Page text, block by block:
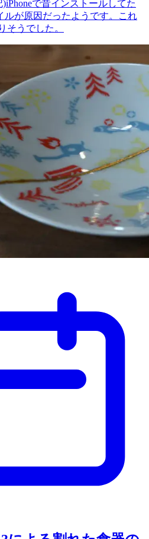
で昔インストールしてた
ルが原因だったようです。これ
そうでした。